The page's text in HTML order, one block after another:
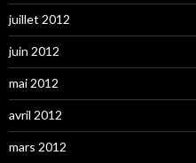
juillet 2012
juin 2012
mai 2012
avril 2012
mars 2012